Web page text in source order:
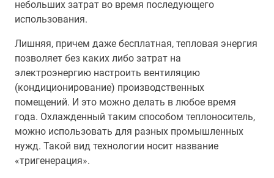
небольших затрат во время последующего
использования.
Лишняя, причем даже бесплатная, тепловая энергия
позволяет без каких либо затрат на
электроэнергию настроить вентиляцию
(кондиционирование) производственных
помещений. И это можно делать в любое время
года. Охлажденный таким способом теплоноситель,
можно использовать для разных промышленных
нужд. Такой вид технологии носит название
«тригенерация».